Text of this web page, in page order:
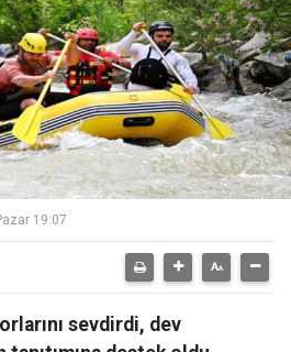
19:07
sevdirdi, dev